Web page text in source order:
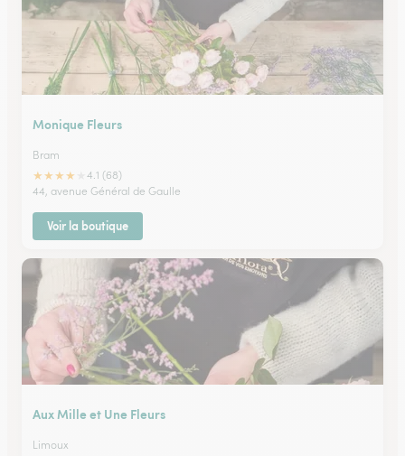
Monique Fleurs
Bram
★★★★
4.1 (68)
44, avenue Général de Gaulle
Voir la boutique
Aux Mille et Une Fleurs
Limoux